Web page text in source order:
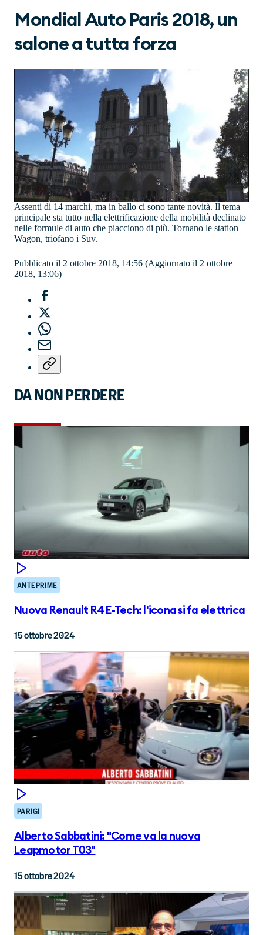
Mondial Auto Paris 2018, un
salone a tutta forza
Assenti di 14 marchi, ma in ballo ci sono tante novità. Il tema
principale sta tutto nella elettrificazione della mobilità declinato
nelle formule di auto che piacciono di più. Tornano le station
Wagon, triofano i Suv.
Pubblicato il 2 ottobre 2018, 14:56 (Aggiornato il 2 ottobre
2018, 13:06)
DA NON PERDERE
ANTEPRIME
Nuova Renault R4 E-Tech: l'icona si fa elettrica
15 ottobre 2024
PARIGI
Alberto Sabbatini: "Come va la nuova
Leapmotor T03"
15 ottobre 2024